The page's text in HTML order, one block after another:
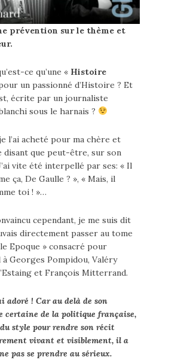
prévention sur le thème et
ce qu’une « Histoire
un passionné d’Histoire ? Et
écrite par un journaliste
sous le harnais ?
l’ai acheté pour ma chère et
disant que peut-être, sur son
vite été interpellé par ses: « Il
ça, De Gaulle ? », « Mais, il
toi ! »…
cependant, je me suis dit
directement passer au tome
Epoque » consacré pour
à Georges Pompidou, Valéry
et François Mitterrand.
adoré ! Car au delà de son
certaine de la politique française,
style pour rendre son récit
vivant et visiblement, il a
pas se prendre au sérieux.